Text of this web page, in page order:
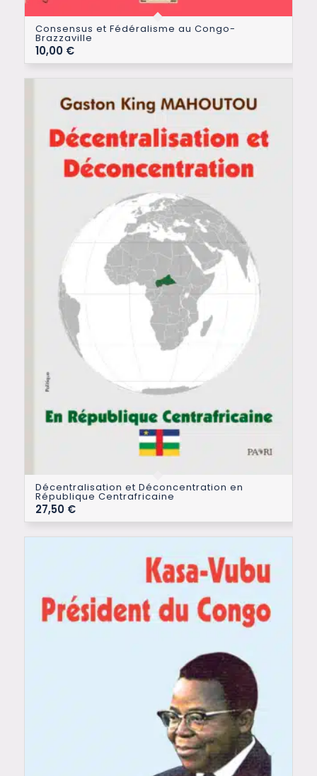
Consensus et Fédéralisme au Congo-
Brazzaville
10,00 €
Décentralisation et Déconcentration en
République Centrafricaine
27,50 €